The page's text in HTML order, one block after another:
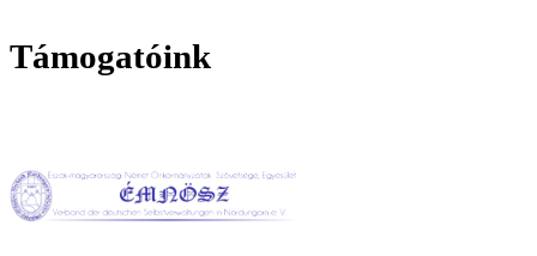
Támogatóink